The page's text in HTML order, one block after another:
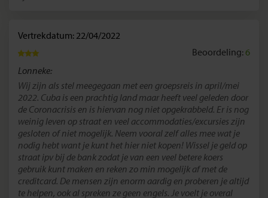
Vertrekdatum: 22/04/2022
Beoordeling:6
Lonneke:
Wij zijn als stel meegegaan met een groepsreis in april/mei
2022. Cuba is een prachtig land maar heeft veel geleden door
de Coronacrisis en is hiervan nog niet opgekrabbeld. Er is nog
weinig leven op straat en veel accommodaties/excursies zijn
gesloten of niet mogelijk. Neem vooral zelf alles mee wat je
nodig hebt want je kunt het hier niet kopen! Wissel je geld op
straat ipv bij de bank zodat je van een veel betere koers
gebruik kunt maken en reken zo min mogelijk af met de
creditcard. De mensen zijn enorm aardig en proberen je altijd
te helpen, ook al spreken ze geen engels. Je voelt je overal